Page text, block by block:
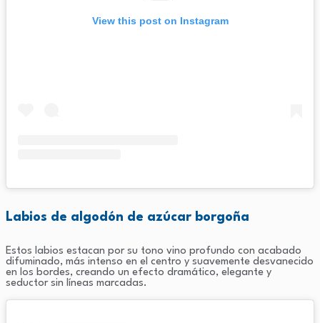
View this post on Instagram
Labios de algodón de azúcar borgoña
Estos labios estacan por su tono vino profundo con acabado
difuminado, más intenso en el centro y suavemente desvanecido
en los bordes, creando un efecto dramático, elegante y
seductor sin líneas marcadas.